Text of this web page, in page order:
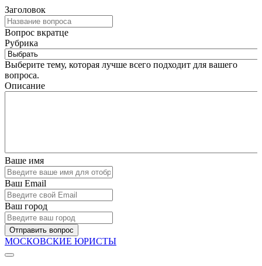
Заголовок
Вопрос вкратце
Рубрика
Выберите тему, которая лучше всего подходит для вашего
вопроса.
Описание
Ваше имя
Ваш Email
Ваш город
Отправить вопрос
МОСКОВСКИЕ ЮРИСТЫ